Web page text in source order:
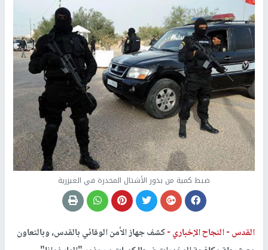
ضبط كمية من بذور الأشتال المخدرة في العيزرية
القدس -النجاح الإخباري -كشف جهاز الأمن الوقائي بالقدس، وبالتعاون